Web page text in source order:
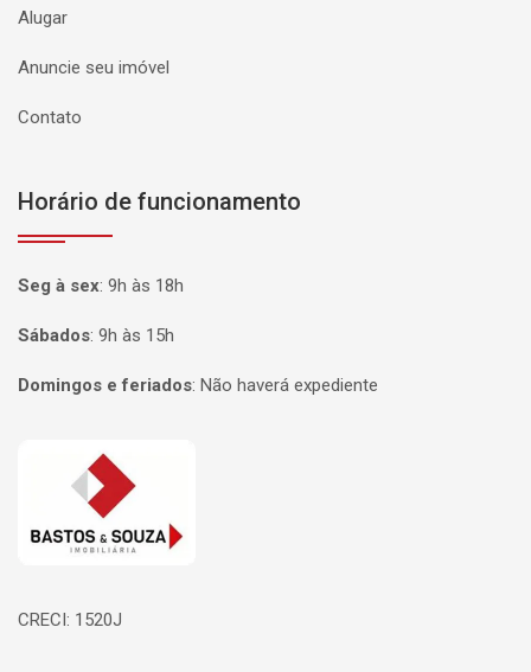
Alugar
Anuncie seu imóvel
Contato
Horário de funcionamento
Seg à sex: 9h às 18h
Sábados: 9h às 15h
Domingos e feriados: Não haverá expediente
Página inicial
CRECI: 1520J